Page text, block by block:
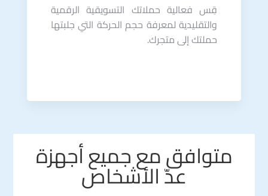
قِس فعالية حملاتك التسويقية الرقمية
والتقليدية لمعرفة حجم الحركة التي جلبتها
حملتك إلى متجرك.
متوافق مع جميع أجهزة
عدّ الأشخاص